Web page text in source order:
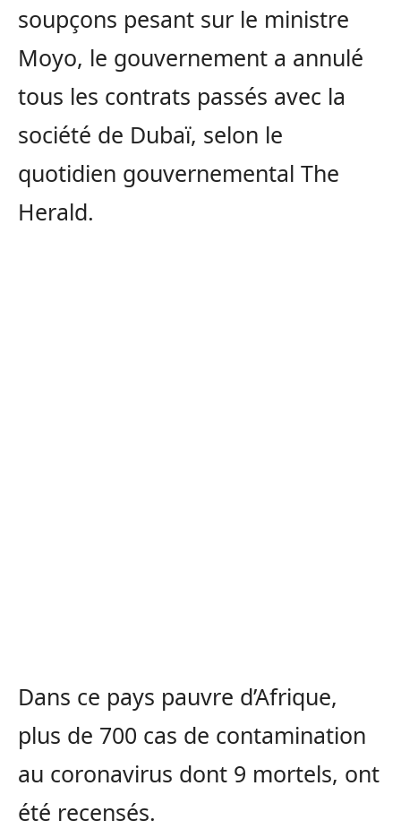
soupçons pesant sur le ministre
Moyo, le gouvernement a annulé
tous les contrats passés avec la
société de Dubaï, selon le
quotidien gouvernemental The
Herald.
Dans ce pays pauvre d’Afrique,
plus de 700 cas de contamination
au coronavirus dont 9 mortels, ont
été recensés.